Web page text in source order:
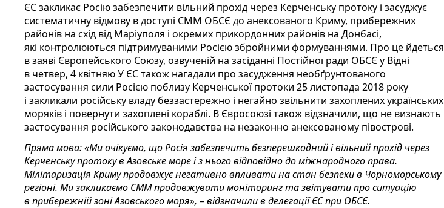
ЄС закликає Росію забезпечити вільний прохід через Керченську протоку і засуджує
систематичну відмову в доступі СММ ОБСЄ до анексованого Криму, прибережних
районів на схід від Маріуполя і окремих прикордонних районів на Донбасі,
які контролюються підтримуваними Росією збройними формуваннями. Про це йдеться
в заяві Європейського Союзу, озвученій на засіданні Постійної ради ОБСЄ у Відні
в четвер, 4 квітняю У ЄС також нагадали про засудження необґрунтованого
застосування сили Росією поблизу Керченської протоки 25 листопада 2018 року
і закликали російську владу беззастережно і негайно звільнити захоплених українських
моряків і повернути захоплені кораблі. В Євросоюзі також відзначили, що не визнають
застосування російського законодавства на незаконно анексованому півострові.
Пряма мова: «Ми очікуємо, що Росія забезпечить безперешкодний і вільний прохід через
Керченську протоку в Азовське море і з нього відповідно до міжнародного права.
Мілітаризація Криму продовжує негативно впливати на стан безпеки в Чорноморському
регіоні. Ми закликаємо СММ продовжувати моніторинг та звітувати про ситуацію
в прибережній зоні Азовського моря», – відзначили в делегації ЄС при ОБСЄ.